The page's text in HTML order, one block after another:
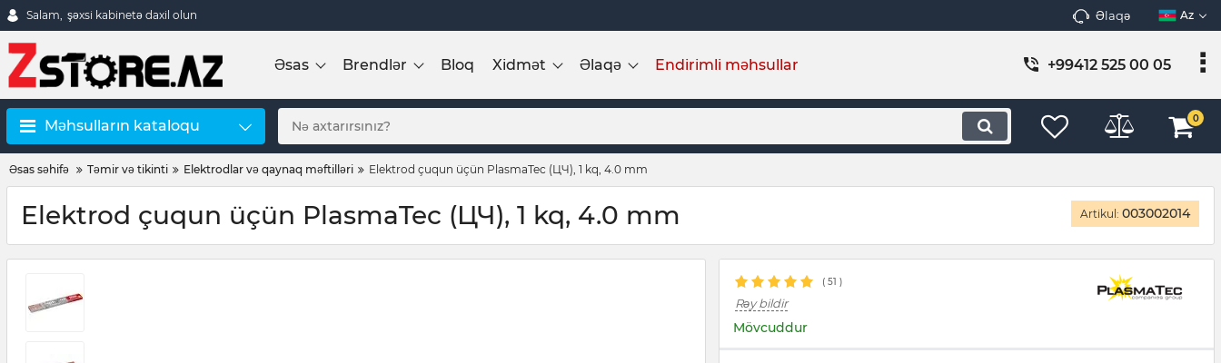
Salam, şəxsi kabinetə daxil olun Əlaqə Az
Əsas Brendlər Bloq Xidmət Əlaqə Endirimli məhsullar +99412 525 00 05
Məhsulların kataloqu 0
Əsas səhifə Təmir və tikinti Elektrodlar və qaynaq məftilləri Elektrod çuqun üçün PlasmaTec (ЦЧ), 1 kq, 4.0 mm
Elektrod çuqun üçün PlasmaTec (ЦЧ), 1 kq, 4.0 mm Artikul: 003002014
( 51 )
Rəy bildir
Mövcuddur